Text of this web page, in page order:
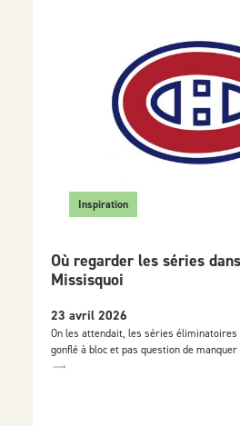
Inspiration
Où regarder les séries
Missisquoi
23 avril 2026
On les attendait, les séries éliminatoires
gonflé à bloc et pas question de